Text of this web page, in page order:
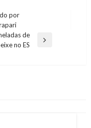
por
de
no ES